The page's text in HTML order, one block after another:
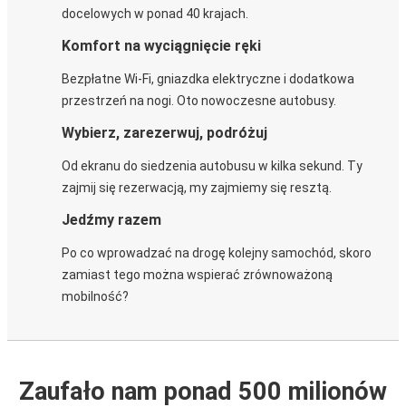
docelowych w ponad 40 krajach.
Komfort na wyciągnięcie ręki
Bezpłatne Wi-Fi, gniazdka elektryczne i dodatkowa
przestrzeń na nogi. Oto nowoczesne autobusy.
Wybierz, zarezerwuj, podróżuj
Od ekranu do siedzenia autobusu w kilka sekund. Ty
zajmij się rezerwacją, my zajmiemy się resztą.
Jedźmy razem
Po co wprowadzać na drogę kolejny samochód, skoro
zamiast tego można wspierać zrównoważoną
mobilność?
Zaufało nam ponad 500 milionów